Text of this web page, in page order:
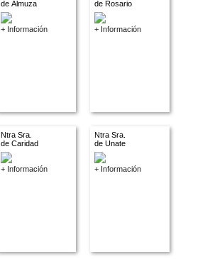
de Almuza
+ Información
de Rosario
+ Información
Ntra Sra.
de Caridad
+ Información
Ntra Sra.
de Unate
+ Información